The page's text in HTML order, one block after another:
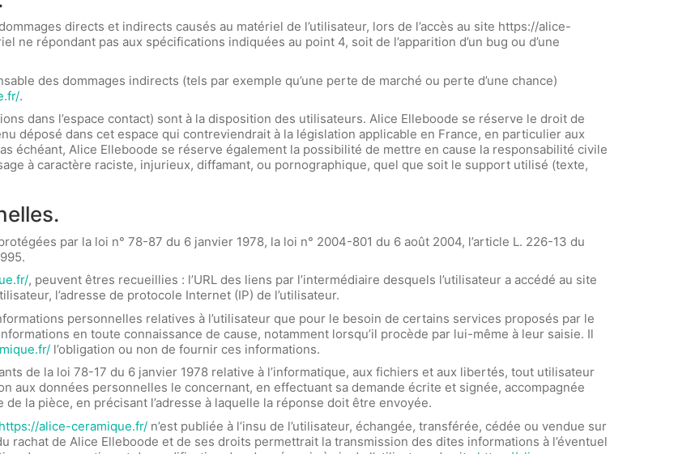
directs et indirects causés au matériel de l’utilisateur, lors de l’accès au site https://alice-
ne répondant pas aux spécifications indiquées au point 4, soit de l’apparition d’un bug ou d’une
des dommages indirects (tels par exemple qu’une perte de marché ou perte d’une chance)
.
dans l’espace contact) sont à la disposition des utilisateurs. Alice Elleboode se réserve le droit de
déposé dans cet espace qui contreviendrait à la législation applicable en France, en particulier aux
échéant, Alice Elleboode se réserve également la possibilité de mettre en cause la responsabilité civile
à caractère raciste, injurieux, diffamant, ou pornographique, quel que soit le support utilisé (texte,
par la loi n° 78-87 du 6 janvier 1978, la loi n° 2004-801 du 6 août 2004, l’article L. 226-13 du
, peuvent êtres recueillies : l’URL des liens par l’intermédiaire desquels l’utilisateur a accédé au site
l’adresse de protocole Internet (IP) de l’utilisateur.
personnelles relatives à l’utilisateur que pour le besoin de certains services proposés par le
en toute connaissance de cause, notamment lorsqu’il procède par lui-même à leur saisie. Il
l’obligation ou non de fournir ces informations.
de la loi 78-17 du 6 janvier 1978 relative à l’informatique, aux fichiers et aux libertés, tout utilisateur
aux données personnelles le concernant, en effectuant sa demande écrite et signée, accompagnée
la pièce, en précisant l’adresse à laquelle la réponse doit être envoyée.
https://alice-ceramique.fr/ n’est publiée à l’insu de l’utilisateur, échangée, transférée, cédée ou vendue sur
rachat de Alice Elleboode et de ses droits permettrait la transmission des dites informations à l’éventuel